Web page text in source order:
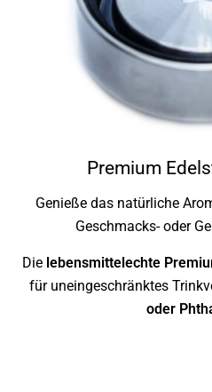
Premium
Genieße das natürliche
Geschmacks- oder
Die lebensmittelechte
für uneingeschränktes
oder